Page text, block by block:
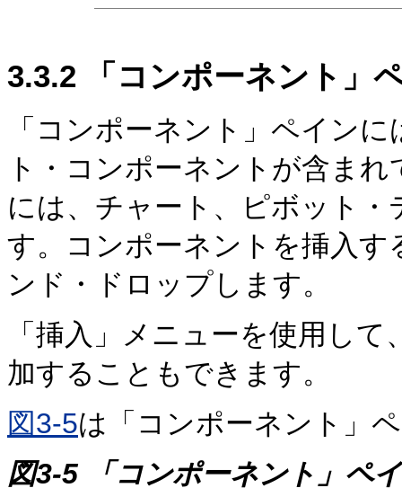
3.3.2 「コンポーネント」
「コンポーネント」ペイン
ト・コンポーネントが含ま
には、チャート、ピボット
す。コンポーネントを挿入
ンド・ドロップします。
「挿入」メニューを使用し
加することもできます。
図3-5は「コンポーネント」
図3-5 「コンポーネント」ペ